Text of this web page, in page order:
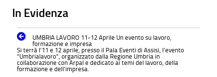
In Evidenza
UMBRIA LAVORO 11-12 Aprile Un evento su lavoro,
formazione e impresa
Si terrà l'11 e 12 aprile, presso il Pala Eventi di Assisi, l'evento
"Umbrialavoro", organizzato dalla Regione Umbria in
collaborazione con Arpal e dedicato ai temi del lavoro, della
formazione e dell'impresa.